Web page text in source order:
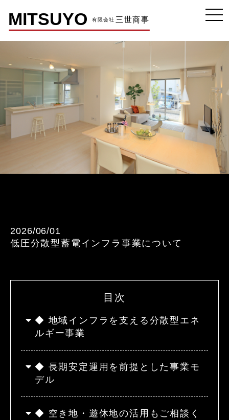
2026/06/01
低圧分散型蓄電インフラ事業について
目次
◆ 地域インフラを支える分散型エネ
ルギー事業
◆ 長期安定運用を前提とした事業モ
デル
◆ 空き地・遊休地の活用もご相談く